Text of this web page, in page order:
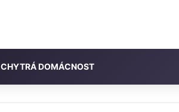
CHYTRÁ DOMÁCNOST